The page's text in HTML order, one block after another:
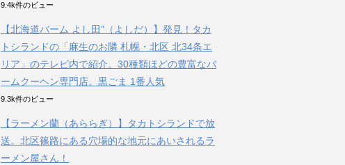
9.4k件のビュー
【北海道バーム よし田”（よしだ）】発見！タカ
トシランドの「麻生のお隣 札幌・北区 北34条エ
リア」のテレビ内で紹介。30種類ほどの豊富なバ
ームクーヘン専門店。黒ごま 1番人気
9.3k件のビュー
【ラーメン蘭（あららぎ）】タカトシランドで放
送。北区篠路にある穴場的な地元にあいされるラ
ーメン屋さん！